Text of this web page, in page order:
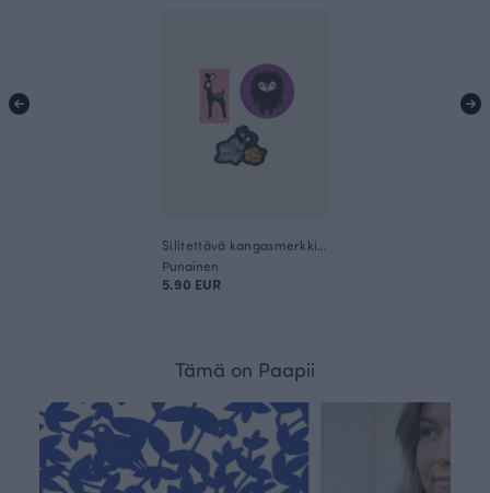
Silitettävä kangasmerkki Siiri&Co. 3kpl
Punainen
5.90 EUR
Tämä on Paapii